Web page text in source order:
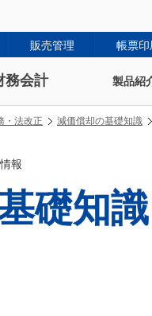
販売管理 帳票印
務会計 製品紹
・法改正 減価償却の基礎知識
報
礎知識